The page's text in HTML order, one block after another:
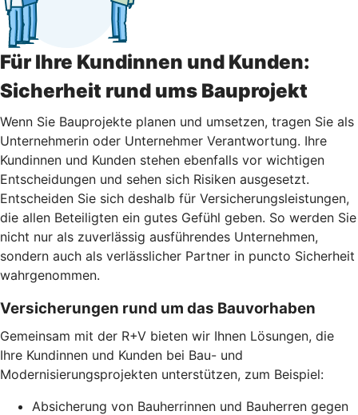
Für Ihre Kundinnen und Kunden:
Sicherheit rund ums Bauprojekt
Wenn Sie Bauprojekte planen und umsetzen, tragen Sie als
Unternehmerin oder Unternehmer Verantwortung. Ihre
Kundinnen und Kunden stehen ebenfalls vor wichtigen
Entscheidungen und sehen sich Risiken ausgesetzt.
Entscheiden Sie sich deshalb für Versicherungsleistungen,
die allen Beteiligten ein gutes Gefühl geben. So werden Sie
nicht nur als zuverlässig ausführendes Unternehmen,
sondern auch als verlässlicher Partner in puncto Sicherheit
wahrgenommen.
Versicherungen rund um das Bauvorhaben
Gemeinsam mit der R+V bieten wir Ihnen Lösungen, die
Ihre Kundinnen und Kunden bei Bau- und
Modernisierungsprojekten unterstützen, zum Beispiel:
Absicherung von Bauherrinnen und Bauherren gegen